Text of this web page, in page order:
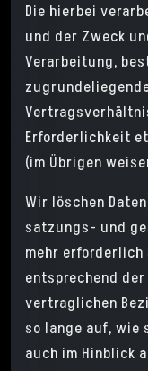
Die hierbei
und der Zweck
Verarbeitung,
Erforderlichkeit
(im Übrigen
Wir löschen
satzungs- und
mehr
entsprechend
vertraglichen
so lange auf, wie
auch im Hinblick